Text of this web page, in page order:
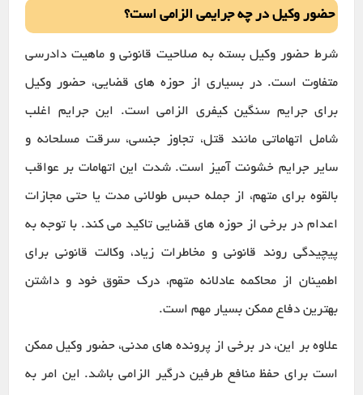
حضور وکیل در چه جرایمی الزامی است؟
شرط حضور وکیل بسته به صلاحیت قانونی و ماهیت دادرسی
متفاوت است. در بسیاری از حوزه های قضایی، حضور وکیل
برای جرایم سنگین کیفری الزامی است. این جرایم اغلب
شامل اتهاماتی مانند قتل، تجاوز جنسی، سرقت مسلحانه و
سایر جرایم خشونت آمیز است. شدت این اتهامات بر عواقب
بالقوه برای متهم، از جمله حبس طولانی مدت یا حتی مجازات
اعدام در برخی از حوزه های قضایی تاکید می کند. با توجه به
پیچیدگی روند قانونی و مخاطرات زیاد، وکالت قانونی برای
اطمینان از محاکمه عادلانه متهم، درک حقوق خود و داشتن
بهترین دفاع ممکن بسیار مهم است.
علاوه بر این، در برخی از پرونده های مدنی، حضور وکیل ممکن
است برای حفظ منافع طرفین درگیر الزامی باشد. این امر به